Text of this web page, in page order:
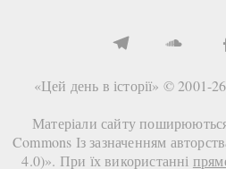
«Цей день в історії» © 2001-26
Матеріали сайту
Commons Із зазначенням
4.0)». При їх використанні